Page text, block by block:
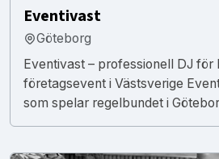
Eventivast
Göteborg
Eventivast – professionell DJ
företagsevent i Västsverige
som spelar regelbundet i